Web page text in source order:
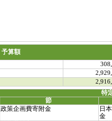
予算額
特
節
政策企画費寄附金
日
金